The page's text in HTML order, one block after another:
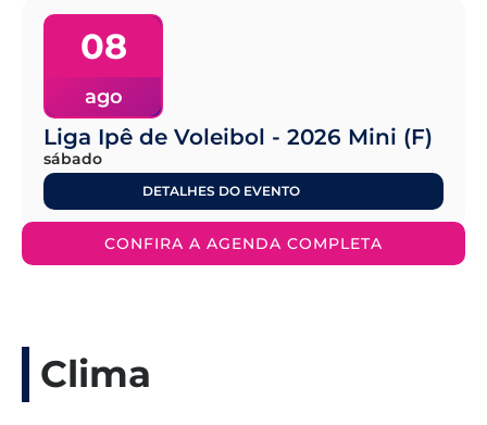
08
ago
Liga Ipê de Voleibol - 2026 Mini (F)
sábado
DETALHES DO EVENTO
CONFIRA A AGENDA COMPLETA
Clima